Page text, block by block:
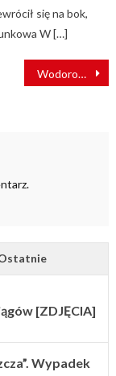
się na bok,
W […]
Wodorowy pociąg Coradia iLint w sercu rezerwatu Indian
[ZDJĘCIA]
Wypadek